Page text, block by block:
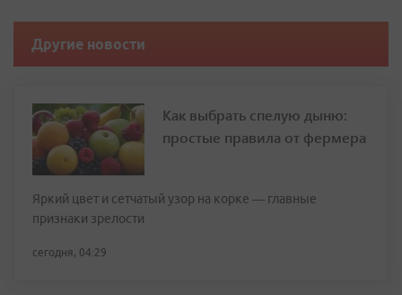
Другие новости
Как выбрать спелую дыню:
простые правила от фермера
Яркий цвет и сетчатый узор на корке — главные
признаки зрелости
сегодня, 04:29